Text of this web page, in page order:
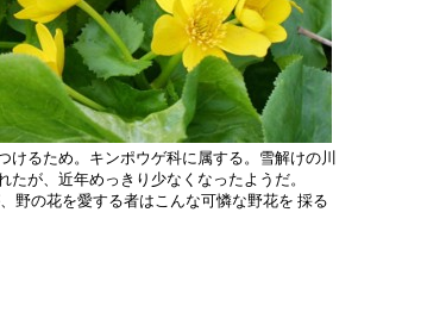
るため。キンポウゲ科に属する。雪解けの川
が、近年めっきり少なくなったようだ。
の花を愛する者はこんな可憐な野花を 採る